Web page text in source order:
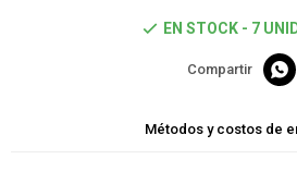
EN STOCK - 7

Métodos y costos de